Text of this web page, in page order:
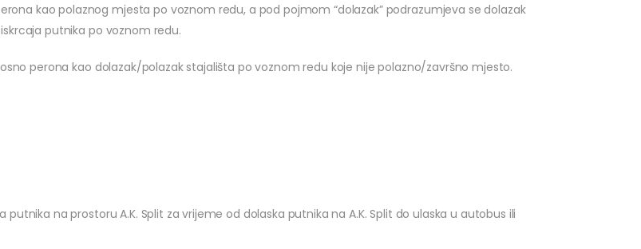
kao polaznog mjesta po voznom redu, a pod pojmom “dolazak” podrazumjeva se dolazak
putnika po voznom redu.
perona kao dolazak/polazak stajališta po voznom redu koje nije polazno/završno mjesto.
na prostoru A.K. Split za vrijeme od dolaska putnika na A.K. Split do ulaska u autobus ili